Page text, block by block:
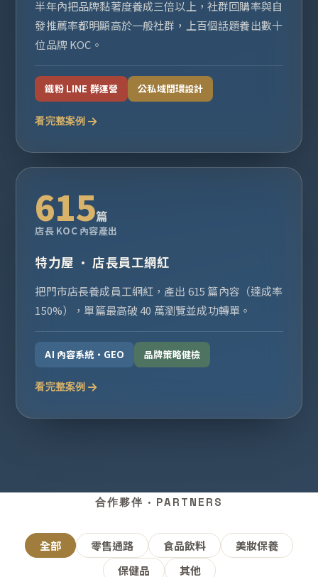
半年內把品牌黏著度養成三倍以上，社群回購率與自
發推薦率都明顯高於一般社群，上百個話題養出數十
位品牌 KOC。
鐵粉 LINE 群運營 公私域閉環設計
看完整案例
615篇
店長 KOC 內容產出
特力屋 · 店長員工網紅
把門市店長養成員工網紅，產出 615 篇內容（達成率
150%），單篇最高破 40 萬瀏覽並成功轉單。
AI 內容系統・GEO 品牌策略健檢
看完整案例
合作夥伴 · PARTNERS
全部 零售通路 食品飲料
美妝保養
保健品
其他